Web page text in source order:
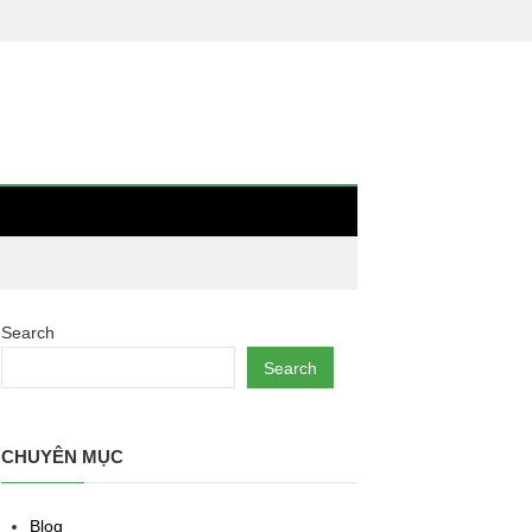
Search
Search
CHUYÊN MỤC
Blog